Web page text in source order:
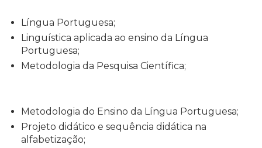
Língua Portuguesa;
Linguística aplicada ao ensino da Língua
Portuguesa;
Metodologia da Pesquisa Científica;
Metodologia do Ensino da Língua Portuguesa;
Projeto didático e sequência didática na
alfabetização;